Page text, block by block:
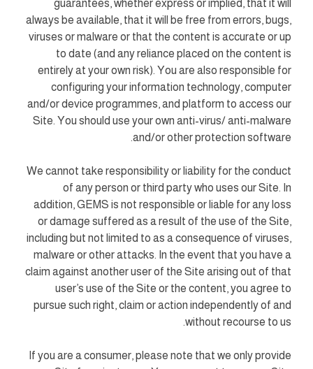
guarantees, whether express or implied, that it will
always be available, that it will be free from errors, bugs,
viruses or malware or that the content is accurate or up
to date (and any reliance placed on the content is
entirely at your own risk). You are also responsible for
configuring your information technology, computer
and/or device programmes, and platform to access our
Site. You should use your own anti-virus/ anti-malware
and/or other protection software.
We cannot take responsibility or liability for the conduct
of any person or third party who uses our Site. In
addition, GEMS is not responsible or liable for any loss
or damage suffered as a result of the use of the Site,
including but not limited to as a consequence of viruses,
malware or other attacks. In the event that you have a
claim against another user of the Site arising out of that
user’s use of the Site or the content, you agree to
pursue such right, claim or action independently of and
without recourse to us.
If you are a consumer, please note that we only provide